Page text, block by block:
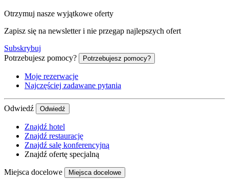
Otrzymuj nasze wyjątkowe oferty
Zapisz się na newsletter i nie przegap najlepszych ofert
Subskrybuj
Potrzebujesz pomocy?
Potrzebujesz pomocy?
Moje rezerwacje
Najczęściej zadawane pytania
Odwiedź Odwiedź
Znajdź hotel
Znajdź restaurację
Znajdź salę konferencyjną
Znajdź ofertę specjalną
Miejsca docelowe Miejsca docelowe